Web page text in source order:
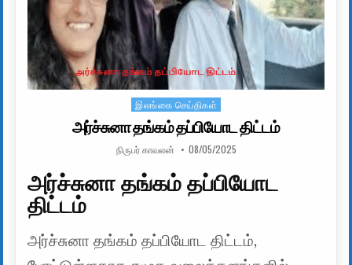
Posted in
இலங்கை செய்திகள்
அர்ச்சுனா தங்கம் தப்பியோட திட்டம்
AUTHOR:
நிருபர் காவலன் PUBLISHED DATE:
08/05/2025
அர்ச்சுனா தங்கம் தப்பியோட
திட்டம்
அர்ச்சுனா தங்கம் தப்பியோட திட்டம்,